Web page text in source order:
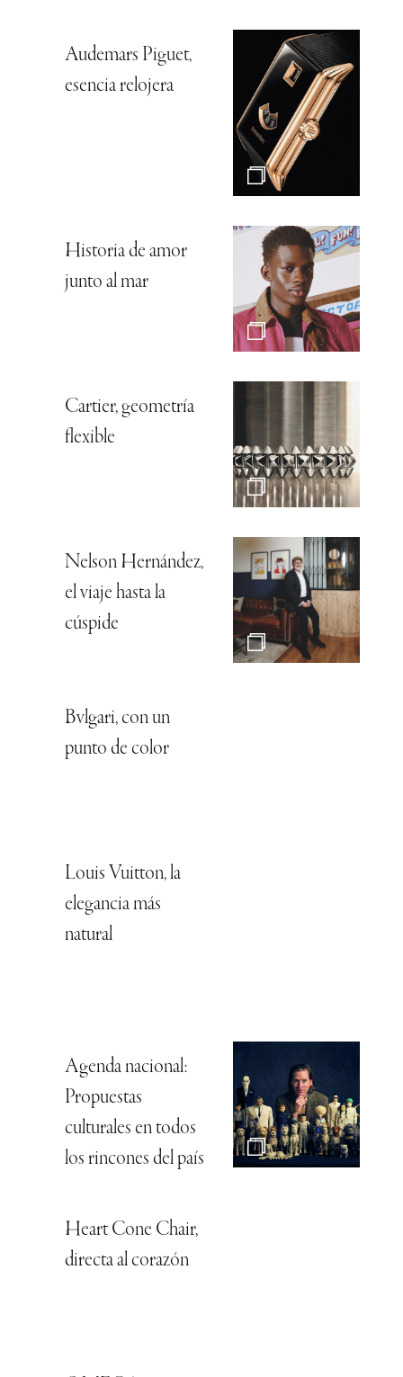
Audemars Piguet,
esencia relojera
Historia de amor
junto al mar
Cartier, geometría
flexible
Nelson Hernández,
el viaje hasta la
cúspide
Bvlgari, con un
punto de color
Louis Vuitton, la
elegancia más
natural
Agenda nacional:
Propuestas
culturales en todos
los rincones del país
Heart Cone Chair,
directa al corazón